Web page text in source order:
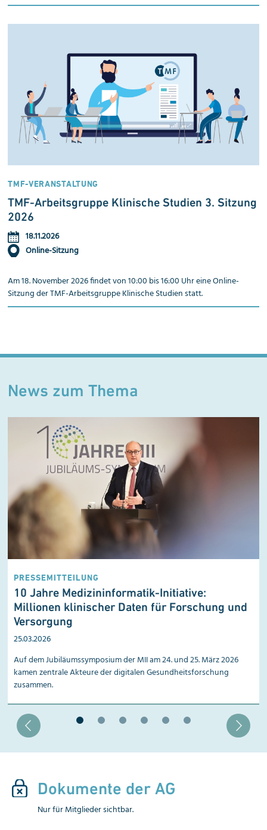
TMF-VERANSTALTUNG
TMF-Arbeitsgruppe Klinische Studien 3. Sitzung
2026
18.11.2026
Online-Sitzung
Am 18. November 2026 findet von 10:00 bis 16:00 Uhr eine Online-
Sitzung der TMF-Arbeitsgruppe Klinische Studien statt.
News zum Thema
PRESSEMITTEILUNG
10 Jahre Medizininformatik-Initiative:
Millionen klinischer Daten für Forschung und
Versorgung
25.03.2026
Auf dem Jubiläumssymposium der MII am 24. und 25. März 2026
kamen zentrale Akteure der digitalen Gesundheitsforschung
zusammen.
Blätter zu Slide 6
Dokumente der AG
Nur für Mitglieder sichtbar.